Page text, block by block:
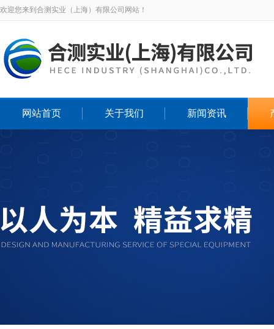
欢迎您来到合测实业（上海）有限公司网站！
网站首页 关于我们 新闻资讯